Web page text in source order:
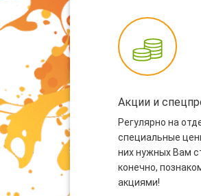
Акции и
Регулярно на
специальные
них нужных Вам
конечно,
акциями!